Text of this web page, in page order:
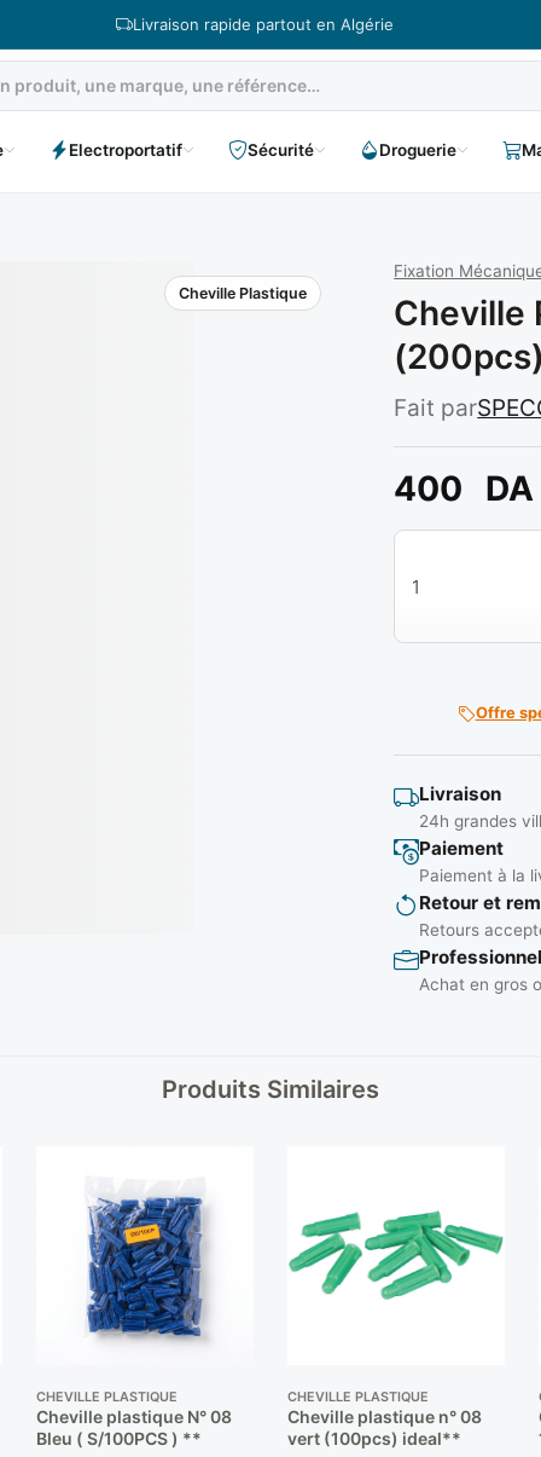
Livraison rapide partout en Algérie
Electroportatif Sécurité Droguerie
Cheville Plastique
Fixation
Cheville
Fait par
400 DA
quantité de
Offre
Livraison
24h grandes
Paiement
Paiement à la
Retour et
Retours
Achat en gros
Produits Similaires
CHEVILLE PLASTIQUE
Cheville plastique N° 08
Bleu ( S/100PCS ) **
CHEVILLE PLASTIQUE
Cheville plastique n° 08
vert (100pcs) ideal**